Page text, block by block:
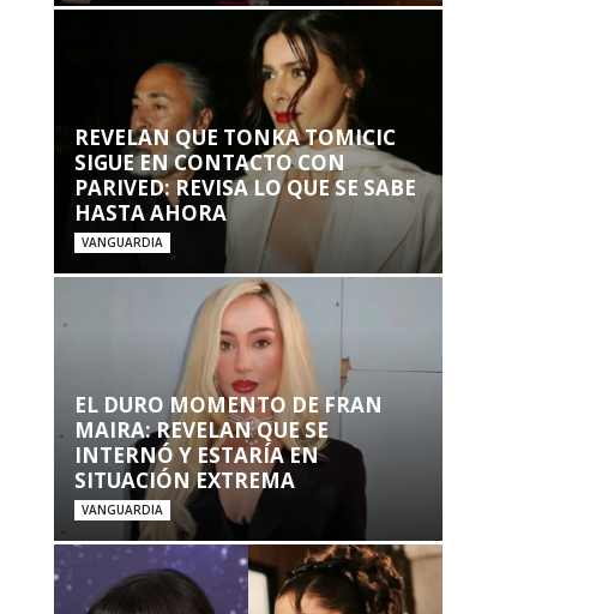
REVELAN QUE TONKA TOMICIC
SIGUE EN CONTACTO CON
PARIVED: REVISA LO QUE SE SABE
HASTA AHORA
VANGUARDIA
EL DURO MOMENTO DE FRAN
MAIRA: REVELAN QUE SE
INTERNÓ Y ESTARÍA EN
SITUACIÓN EXTREMA
VANGUARDIA